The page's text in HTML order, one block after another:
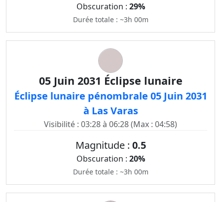
Obscuration : 29%
Durée totale : ~3h 00m
05 Juin 2031 Éclipse lunaire
Éclipse lunaire pénombrale 05 Juin 2031
à Las Varas
Visibilité : 03:28 à 06:28 (Max : 04:58)
Magnitude : 0.5
Obscuration : 20%
Durée totale : ~3h 00m